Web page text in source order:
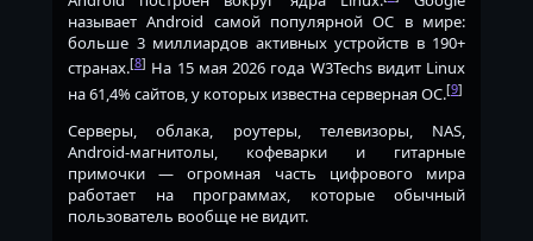
называет Android самой популярной ОС в мире:
больше 3 миллиардов активных устройств в 190+
странах.[8] На 15 мая 2026 года W3Techs видит Linux
на 61,4% сайтов, у которых известна серверная ОС.[9]
Серверы, облака, роутеры, телевизоры, NAS,
Android-магнитолы, кофеварки и гитарные
примочки — огромная часть цифрового мира
работает на программах, которые обычный
пользователь вообще не видит.